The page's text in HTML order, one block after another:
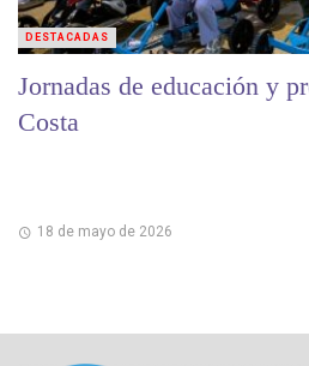
Jornadas de educación y
Costa
18 de mayo de 2026
DESTACADAS